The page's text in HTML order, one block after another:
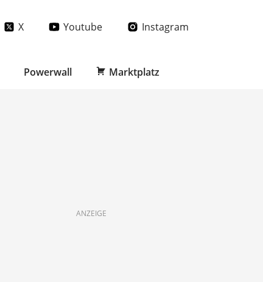
X Youtube Instagram
Powerwall Marktplatz
ANZEIGE